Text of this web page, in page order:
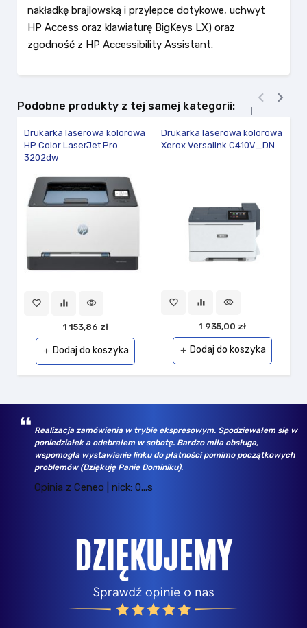
nakładkę brajlowską i przylepce dotykowe, uchwyt
HP Access oraz klawiaturę BigKeys LX) oraz
zgodność z HP Accessibility Assistant.
Podobne produkty z tej samej kategorii:
Drukarka laserowa kolorowa
HP Color LaserJet Pro
3202dw
favorite_border equalizer visibility
1 153,86 zł
add Dodaj do koszyka
Drukarka laserowa kolorowa
Xerox Versalink C410V_DN
favorite_border equalizer visibility
1 935,00 zł
add Dodaj do koszyka
 
się w
Wybrany asortyment, jak np. dyski SSD Samsung - w
bezkonkurencyjnych cenach. Kupowałem tu już kilka razy
rożnych firm, zawsze wszystko jest ok. Polecam!
Opinia z Ceneo | nick: k...n